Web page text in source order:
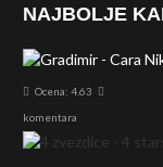
NAJBOLJE
Ocena: 4.63
komentara